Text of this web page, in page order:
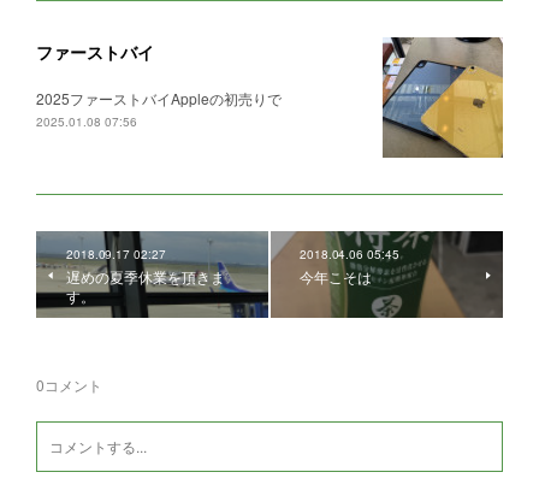
ファーストバイ
2025ファーストバイAppleの初売りで
2025.01.08 07:56
2018.09.17 02:27
遅めの夏季休業を頂きま
す。
2018.04.06 05:45
今年こそは
0コメント